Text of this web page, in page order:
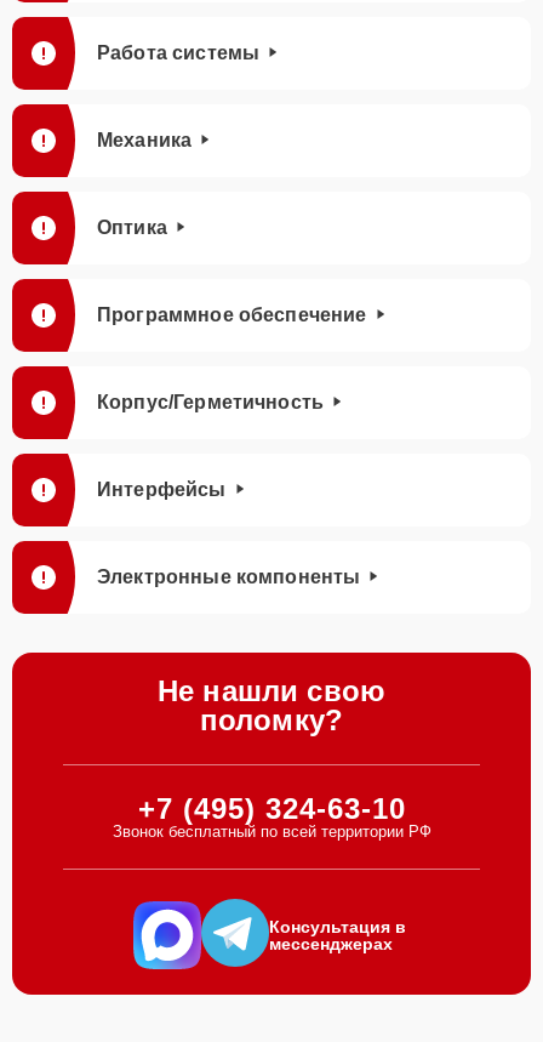
Работа системы
Механика
Оптика
Программное обеспечение
Корпус/Герметичность
Интерфейсы
Электронные компоненты
Не нашли свою
поломку?
+7 (495) 324-63-10
Звонок бесплатный по всей территории РФ
Консультация в
мессенджерах